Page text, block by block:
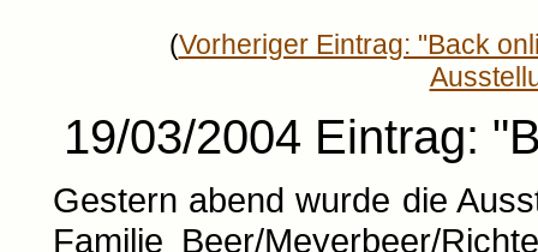
(Vorheriger Eintrag: "Back
19/03/2004 Eintrag:
Gestern abend wurde die
Familie Beer/Meyerbeer/